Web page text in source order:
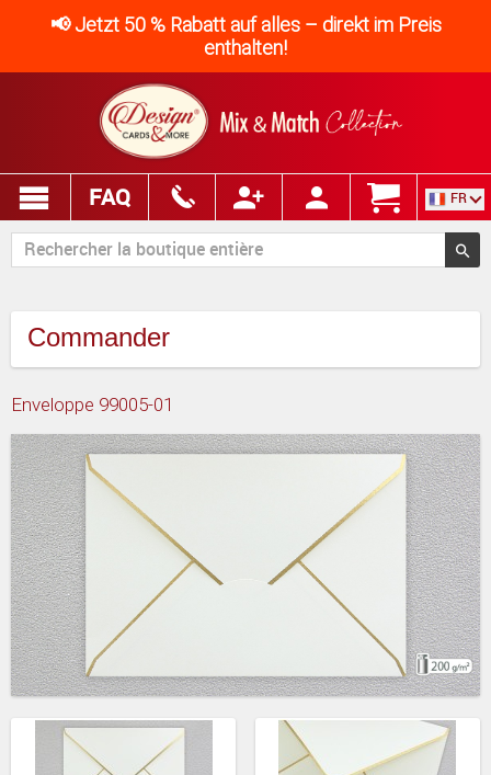
📢 Jetzt 50 % Rabatt auf alles – direkt im Preis
enthalten!
FAQ FR
Commander
Enveloppe 99005-01